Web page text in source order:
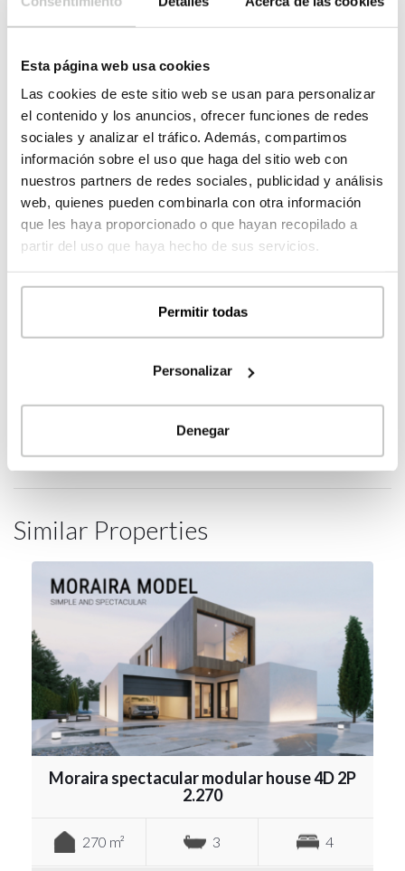
Esta página web usa cookies
Las cookies de este sitio web se usan para personalizar
el contenido y los anuncios, ofrecer funciones de redes
sociales y analizar el tráfico. Además, compartimos
información sobre el uso que haga del sitio web con
nuestros partners de redes sociales, publicidad y análisis
web, quienes pueden combinarla con otra información
que les haya proporcionado o que hayan recopilado a
partir del uso que haya hecho de sus servicios.
Permitir todas
Personalizar
Denegar
3,00 m2
bathroom
02
5,80
PORCHE 20,22 m
porche
BUILT SURFACE 186,71 m
HOUSING 142,54
PORCHE 44,17 m
2
2
porche 20,22 m2
Similar Properties
Moraira spectacular modular house 4D 2P
2.270
270 m² 3 4